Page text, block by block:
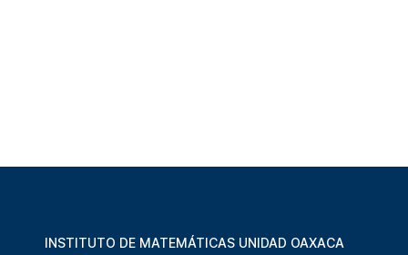
INSTITUTO DE MATEMÁTICAS UNIDAD OAXACA